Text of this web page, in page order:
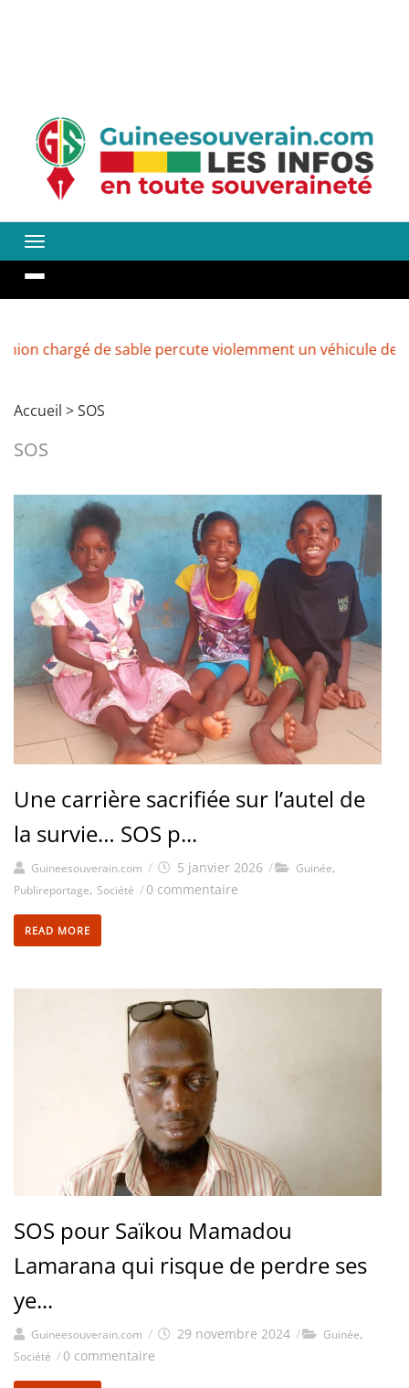
de sable percute violemment un véhicule de
Accueil >SOS
SOS
Une carrière sacrifiée sur l’autel de
la survie… SOS p...
Guineesouverain.com / 5 janvier 2026 / Guinée,
Publireportage, Société /0 commentaire
READ MORE
SOS pour Saïkou Mamadou
Lamarana qui risque de perdre ses
ye...
Guineesouverain.com / 29 novembre 2024 / Guinée,
Société /0 commentaire